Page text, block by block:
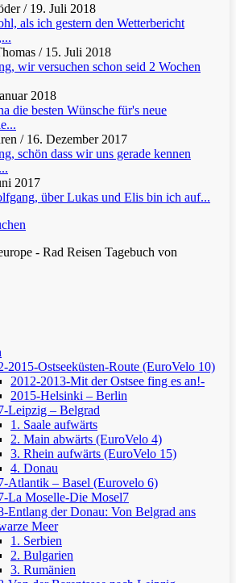
/ 19. Juli 2018
als ich gestern den Wetterbericht
/ 15. Juli 2018
wir versuchen schon seid 2 Wochen
2018
die besten Wünsche für's neue
/ 16. Dezember 2017
schön dass wir uns gerade kennen
2017
über Lukas und Elis bin ich auf...
- Rad Reisen Tagebuch von
2015-Ostseeküsten-Route (EuroVelo 10)
2012-2013-Mit der Ostsee fing es an!-
2015-Helsinki – Berlin
Leipzig – Belgrad
1. Saale aufwärts
2. Main abwärts (EuroVelo 4)
3. Rhein aufwärts (EuroVelo 15)
4. Donau
Atlantik – Basel (Eurovelo 6)
La Moselle-Die Mosel7
Entlang der Donau: Von Belgrad ans
Meer
1. Serbien
2. Bulgarien
3. Rumänien